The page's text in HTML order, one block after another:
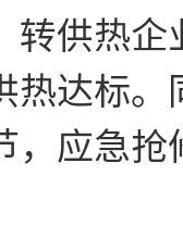
转供热
热达标
，应急